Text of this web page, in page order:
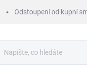
Odstoupení od kupní